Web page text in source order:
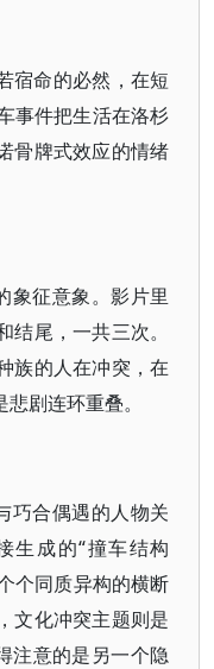
宿命的必然，在短
事件把生活在洛杉
骨牌式效应的情绪
象征意象。影片里
尾，一共三次。
族的人在冲突，在
剧连环重叠。
巧合偶遇的人物关
生成的“撞车结构
个同质异构的横断
文化冲突主题则是
注意的是另一个隐